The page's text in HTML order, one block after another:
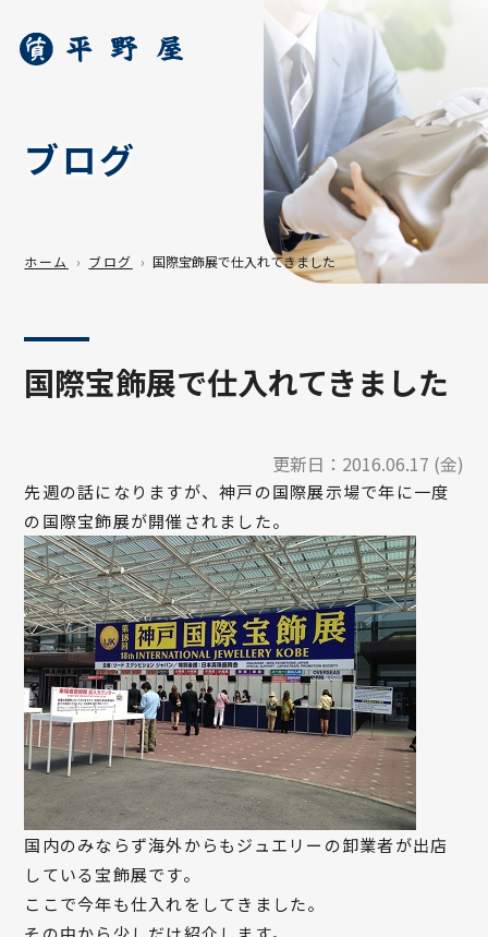
ブログ
ホーム ブログ 国際宝飾展で仕入れてきました
国際宝飾展で仕入れてきました
更新日： 2016.06.17 (金)
先週の話になりますが、神戸の国際展示場で年に一度
の国際宝飾展が開催されました。
国内のみならず海外からもジュエリーの卸業者が出店
している宝飾展です。
ここで今年も仕入れをしてきました。